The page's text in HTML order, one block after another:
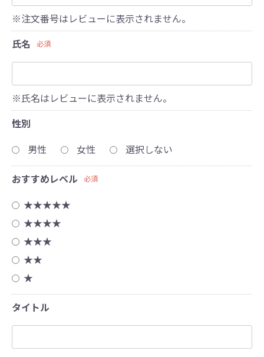
※注文番号はレビューに表示されません。
氏名
必須
※氏名はレビューに表示されません。
性別
男性
女性 選択しない
おすすめレベル 必須
★★★★★
★★★★
★★★
★★
★
タイトル